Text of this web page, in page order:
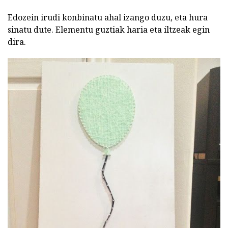
Edozein irudi konbinatu ahal izango duzu, eta hura
sinatu dute. Elementu guztiak haria eta iltzeak egin
dira.